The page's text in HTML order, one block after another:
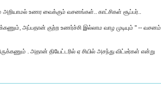
உணர வைக்கும் வசனங்கள்.. காட்சிகள் சூப்பர்..
அப்பதான் குற்ற உணர்ச்சி இல்லாம வாழ முடியும் " -- வசனம்
. அதான் தியேட்டரில் ஏ சியில் அசந்து விட்டீர்கள் என்று